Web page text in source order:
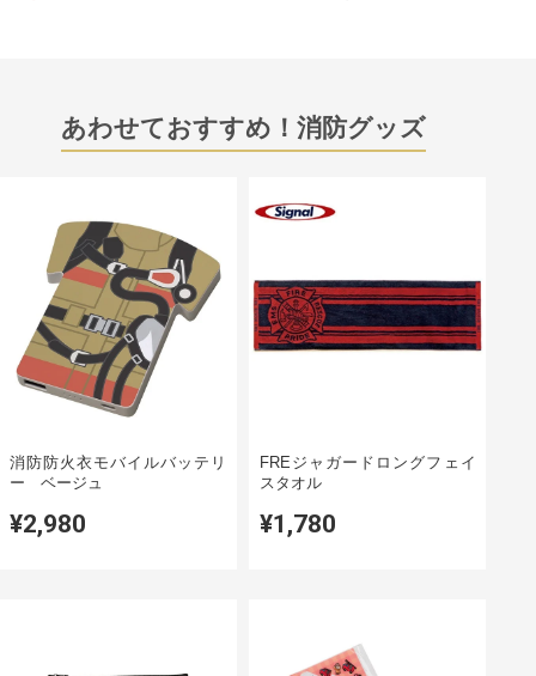
あわせておすすめ！消防グッズ
消防防火衣モバイルバッテリ
ー ベージュ
¥2,980
FREジャガードロングフェイ
スタオル
¥1,780